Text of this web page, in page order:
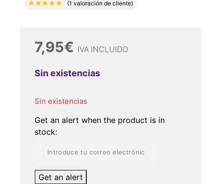
Valorado con5.00de 5 en base a
(1 valoración de cliente)
7,95€ IVA INCLUIDO
Sin existencias
Sin existencias
Get an alert when the product is in
stock:
Get an alert